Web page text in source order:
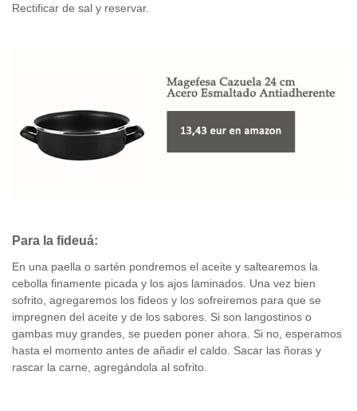
Rectificar de sal y reservar.
Para la fideuá:
En una paella o sartén pondremos el aceite y saltearemos la
cebolla finamente picada y los ajos laminados. Una vez bien
sofrito, agregaremos los fideos y los sofreiremos para que se
impregnen del aceite y de los sabores. Si son langostinos o
gambas muy grandes, se pueden poner ahora. Si no, esperamos
hasta el momento antes de añadir el caldo. Sacar las ñoras y
rascar la carne, agregándola al sofrito.